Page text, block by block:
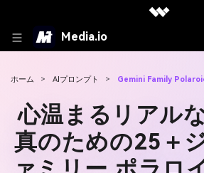
Media.io
ホーム > AIプロンプト > Gemini Family
心温まるリアル
真のための25＋